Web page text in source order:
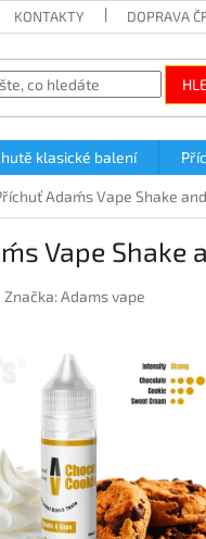
KONTAKTY DOPRAVA
klasické balení
Adam´s Vape Shake
Vape Shake
Značka:Adams vape